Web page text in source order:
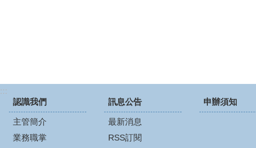
:::
認識我們
主管簡介
業務職掌
訊息公告
最新消息
RSS訂閱
申辦須知